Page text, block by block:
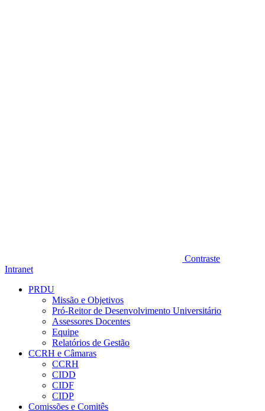
Contraste
Intranet
PRDU
Missão e Objetivos
Pró-Reitor de Desenvolvimento Universitário
Assessores Docentes
Equipe
Relatórios de Gestão
CCRH e Câmaras
CCRH
CIDD
CIDF
CIDP
Comissões e Comitês